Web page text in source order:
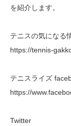
を紹介します。
テニスの気にな
https://tennis-
テニスライズ
https://
Twitter